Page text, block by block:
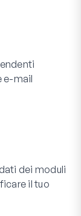
e-mail
dei moduli
il tuo